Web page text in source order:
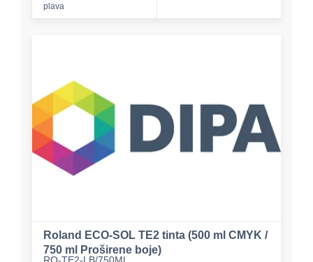
plava
Roland ECO-SOL TE2 tinta (500 ml CMYK /
750 ml Proširene boje)
RO-TE2-LB/750ML